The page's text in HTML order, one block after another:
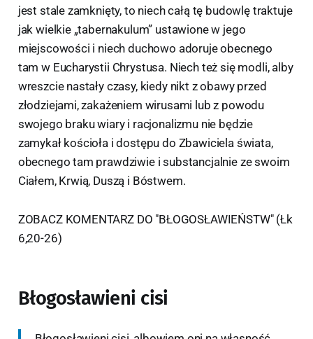
jest stale zamknięty, to niech całą tę budowlę traktuje
jak wielkie „tabernakulum” ustawione w jego
miejscowości i niech duchowo adoruje obecnego
tam w Eucharystii Chrystusa. Niech też się modli, alby
wreszcie nastały czasy, kiedy nikt z obawy przed
złodziejami, zakażeniem wirusami lub z powodu
swojego braku wiary i racjonalizmu nie będzie
zamykał kościoła i dostępu do Zbawiciela świata,
obecnego tam prawdziwie i substancjalnie ze swoim
Ciałem, Krwią, Duszą i Bóstwem.
ZOBACZ KOMENTARZ DO "BŁOGOSŁAWIEŃSTW" (Łk
6,20-26)
Błogosławieni cisi